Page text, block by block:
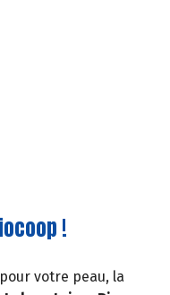
!
votre peau, la